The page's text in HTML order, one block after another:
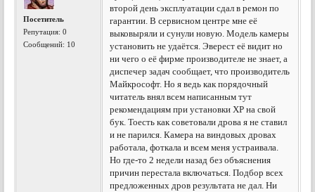
Посетитель
Репутация:0
Сообщений: 10
второй день эксплуатации сдал в ремон по
гарантии. В сервисном центре мне её
выковыряли и сунули новую. Модель камеры
установить не удаётся. Эверест её видит но
ни чего о её фирме производителе не знает, а
диспечер задач сообщает, что производитель
Майкрософт. Но я ведь как порядочный
читатель внял всем написанным тут
рекомендациям при установки ХР на свой
бук. Тоесть как советовали дрова я не ставил
и не парился. Камера на виндовых дровах
работала, фоткала и всем меня устраивала.
Но где-то 2 недели назад без объяснения
причин перестала включаться. Подбор всех
предложенных дров результата не дал. Ни